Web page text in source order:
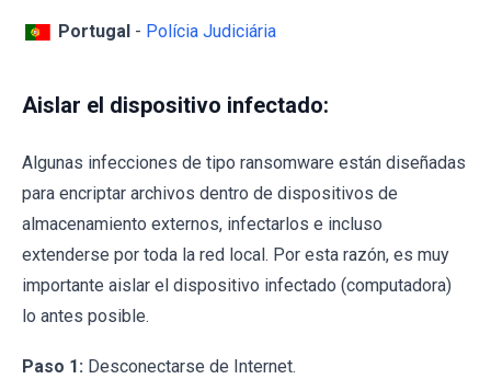
Portugal - Polícia Judiciária
Aislar el dispositivo infectado:
Algunas infecciones de tipo ransomware están diseñadas
para encriptar archivos dentro de dispositivos de
almacenamiento externos, infectarlos e incluso
extenderse por toda la red local. Por esta razón, es muy
importante aislar el dispositivo infectado (computadora)
lo antes posible.
Paso 1: Desconectarse de Internet.